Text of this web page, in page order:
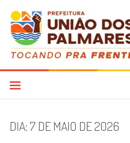
para
conteúdo
Diário Oficial
DIA:7 DE MAIO DE 2026